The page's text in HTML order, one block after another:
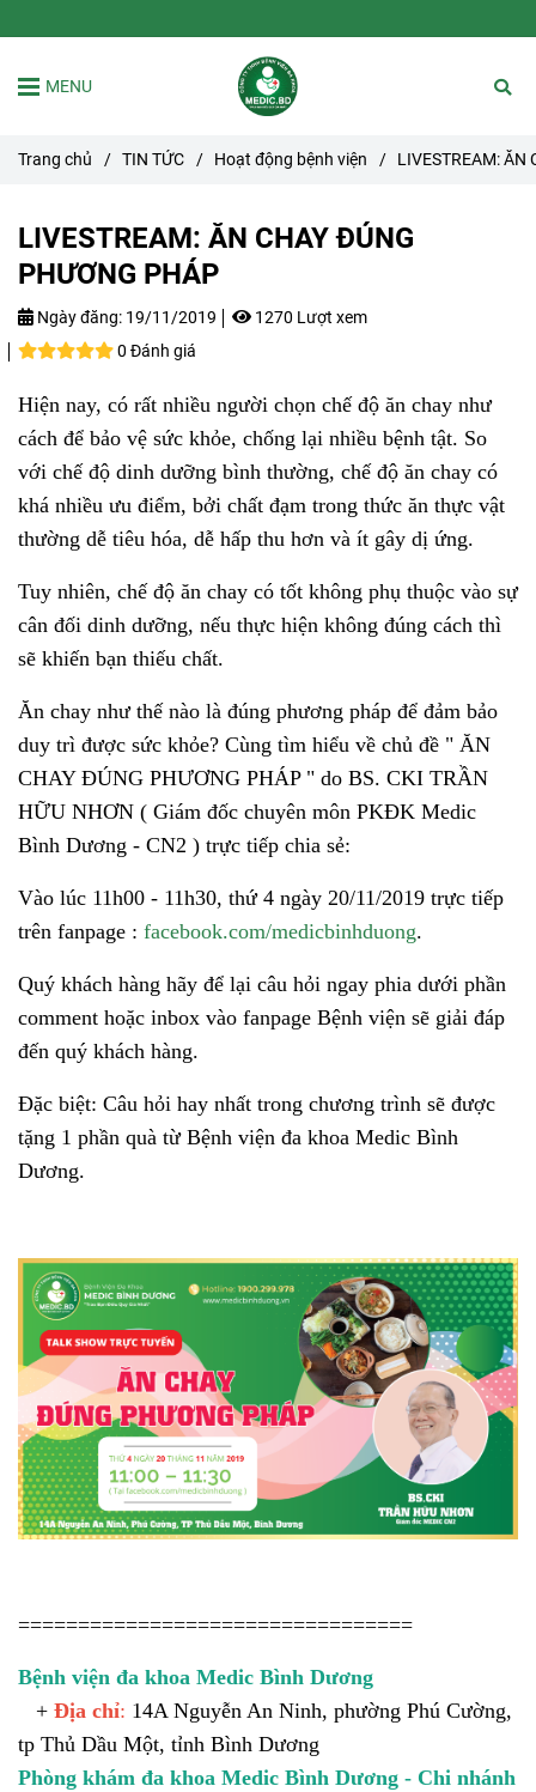
MENU
Trang chủ / TIN TỨC / Hoạt động bệnh viện / LIVESTREAM: ĂN
LIVESTREAM: ĂN CHAY ĐÚNG
PHƯƠNG PHÁP
Ngày đăng: 19/11/2019
1270 Lượt xem
0 Đánh giá
Hiện nay, có rất nhiều người chọn chế độ ăn chay như
cách để bảo vệ sức khỏe, chống lại nhiều bệnh tật. So
với chế độ dinh dưỡng bình thường, chế độ ăn chay có
khá nhiều ưu điểm, bởi chất đạm trong thức ăn thực vật
thường dễ tiêu hóa, dễ hấp thu hơn và ít gây dị ứng.
Tuy nhiên, chế độ ăn chay có tốt không phụ thuộc vào sự
cân đối dinh dưỡng, nếu thực hiện không đúng cách thì
sẽ khiến bạn thiếu chất.
Ăn chay như thế nào là đúng phương pháp để đảm bảo
duy trì được sức khỏe? Cùng tìm hiểu về chủ đề " ĂN
CHAY ĐÚNG PHƯƠNG PHÁP " do BS. CKI TRẦN
HỮU NHƠN ( Giám đốc chuyên môn PKĐK Medic
Bình Dương - CN2 ) trực tiếp chia sẻ:
Vào lúc 11h00 - 11h30, thứ 4 ngày 20/11/2019 trực tiếp
trên fanpage : facebook.com/medicbinhduong.
Quý khách hàng hãy để lại câu hỏi ngay phia dưới phần
comment hoặc inbox vào fanpage Bệnh viện sẽ giải đáp
đến quý khách hàng.
Đặc biệt: Câu hỏi hay nhất trong chương trình sẽ được
tặng 1 phần quà từ Bệnh viện đa khoa Medic Bình
Dương.
=================================
Bệnh viện đa khoa Medic Bình Dương
+ Địa chỉ: 14A Nguyễn An Ninh, phường Phú Cường,
tp Thủ Dầu Một, tỉnh Bình Dương
Phòng khám đa khoa Medic Bình Dương - Chi nhánh